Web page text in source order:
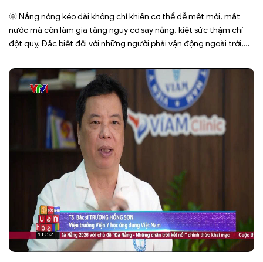
🌞 Nắng nóng kéo dài không chỉ khiến cơ thể dễ mệt mỏi, mất
nước mà còn làm gia tăng nguy cơ say nắng, kiệt sức thậm chí
đột quỵ. Đặc biệt đối với những người phải vận động ngoài trời,